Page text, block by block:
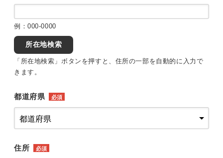
例：000-0000
所在地検索
「所在地検索」ボタンを押すと、住所の一部を自動的に入力で
きます。
都道府県 必須
住所 必須